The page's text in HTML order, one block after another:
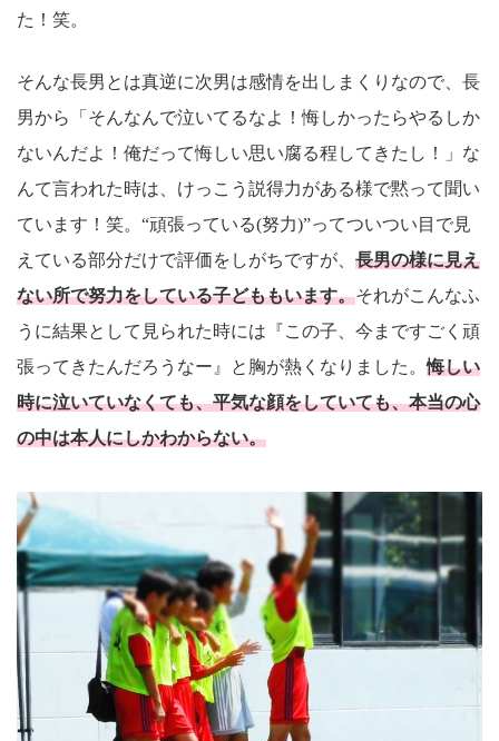
た！笑。
そんな長男とは真逆に次男は感情を出しまくりなので、長
男から「そんなんで泣いてるなよ！悔しかったらやるしか
ないんだよ！俺だって悔しい思い腐る程してきたし！」な
んて言われた時は、けっこう説得力がある様で黙って聞い
ています！笑。“頑張っている(努力)”ってついつい目で見
えている部分だけで評価をしがちですが、 長男の様に見え
ない所で努力をしている子どももいます。それがこんなふ
うに結果として見られた時には『この子、今まですごく頑
張ってきたんだろうなー』と胸が熱くなりました。悔しい
時に泣いていなくても、平気な顔をしていても、本当の心
の中は本人にしかわからない。